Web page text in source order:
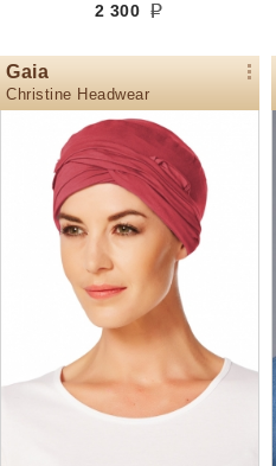
2 300
Gaia
Christine Headwear